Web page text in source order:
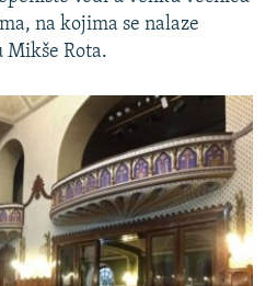
na kojima se nalaze
Mikše Rota.